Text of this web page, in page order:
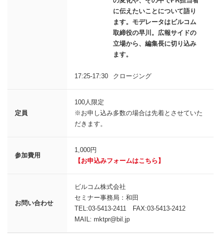
に伝えたいことについて語り
ます。モデレータはビルコム
取締役の早川。広報サイドの
立場から、編集長に切り込み
ます。
17:25-17:30 クロージング
定員
100人限定
※お申し込み多数の場合は先着とさせていた
だきます。
参加費用
1,000円
【お申込みフォームはこちら】
お問い合わせ
ビルコム株式会社
セミナー事務局：和田
TEL:03-5413-2411 FAX:03-5413-2412
MAIL: mktpr@bil.jp